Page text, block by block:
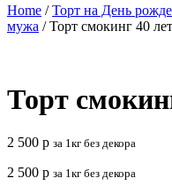
Home /Торт на День
мужа / Торт смокинг 40 лет
Торт
2 500 р за 1кг без декора
2 500 р за 1кг без декора